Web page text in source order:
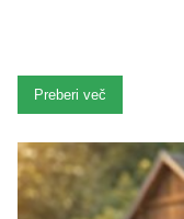
Preberi več